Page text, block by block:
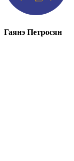
Гаянэ Петросян